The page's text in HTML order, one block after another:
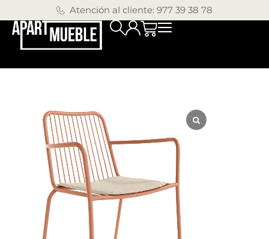
Atención al cliente: 977 39 38 78